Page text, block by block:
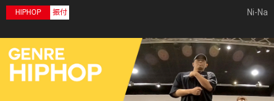
HIPHOP 振付 Ni-Na